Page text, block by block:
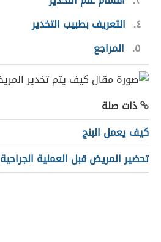
٤
التعريف بطبيب التخدير
٥
المراجع
ذات صلة
كيف يعمل البنج
تحضير المريض قبل العملية الجراحية